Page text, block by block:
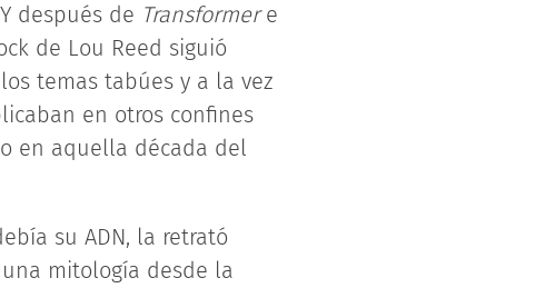
después de Transformere
de Lou Reed siguió
temas tabúes y a la vez
en otros confines
en aquella década del
su ADN, la retrató
una mitología desde la